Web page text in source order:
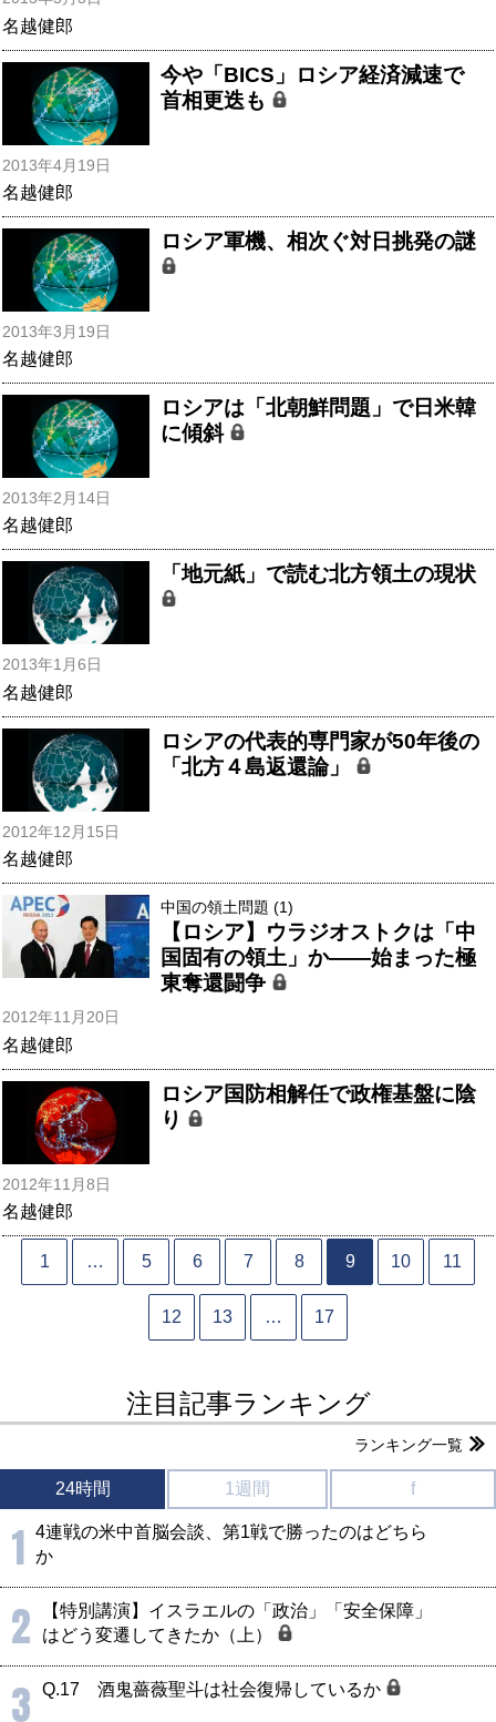
名越健郎
今や「BICS」ロシア経済減速で
首相更迭も
2013年4月19日
名越健郎
ロシア軍機、相次ぐ対日挑発の謎
2013年3月19日
名越健郎
ロシアは「北朝鮮問題」で日米韓
に傾斜
2013年2月14日
名越健郎
「地元紙」で読む北方領土の現状
2013年1月6日
名越健郎
ロシアの代表的専門家が50年後の
「北方４島返還論」
2012年12月15日
名越健郎
中国の領土問題 (1)
【ロシア】ウラジオストクは「中
国固有の領土」か――始まった極
東奪還闘争
2012年11月20日
名越健郎
ロシア国防相解任で政権基盤に陰
り
2012年11月8日
名越健郎
1 … 5 6 7 8 9 10 11
12 13 … 17
注目記事ランキング
ランキング一覧
24時間 1週間 f
1 4連戦の米中首脳会談、第1戦で勝ったのはどちら
か
2
【特別講演】イスラエルの「政治」「安全保障」
はどう変遷してきたか（上）
3 Q.17 酒鬼薔薇聖斗は社会復帰しているか